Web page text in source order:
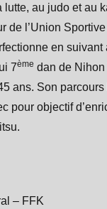
au judo et au
de l’Union
en
7ème dan de Nihon
ans. Son
pour objectif
– FFK